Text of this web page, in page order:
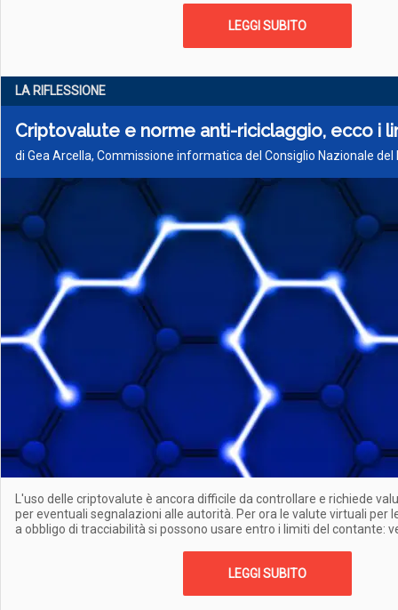
LEGGI SUBITO
LA RIFLESSIONE
Criptovalute e norme anti-riciclaggio, ecco i
di Gea Arcella, Commissione informatica del Consiglio Nazionale del
L'uso delle criptovalute è ancora difficile da controllare e richiede
per eventuali segnalazioni alle autorità. Per ora le valute virtuali per
a obbligo di tracciabilità si possono usare entro i limiti del contante:
LEGGI SUBITO